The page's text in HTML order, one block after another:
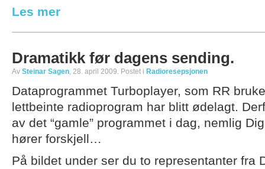
Les mer
Dramatikk før dagens sending.
Av Steinar Sagen, 28. april 2009. Postet i Radioresepsjonen
Dataprogrammet Turboplayer, som RR
lettbeinte radioprogram har blitt ødelagt.
av det “gamle” programmet i dag, nemlig
hører forskjell…
På bildet under ser du to representanter fra